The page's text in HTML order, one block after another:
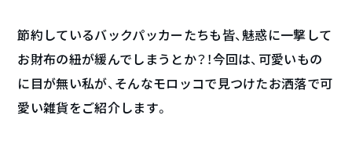
節約しているバックパッカーたちも皆、魅惑に一撃して
お財布の紐が緩んでしまうとか？！今回は、可愛いもの
に目が無い私が、そんなモロッコで見つけたお洒落で可
愛い雑貨をご紹介します。